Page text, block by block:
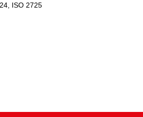
ISO 2725